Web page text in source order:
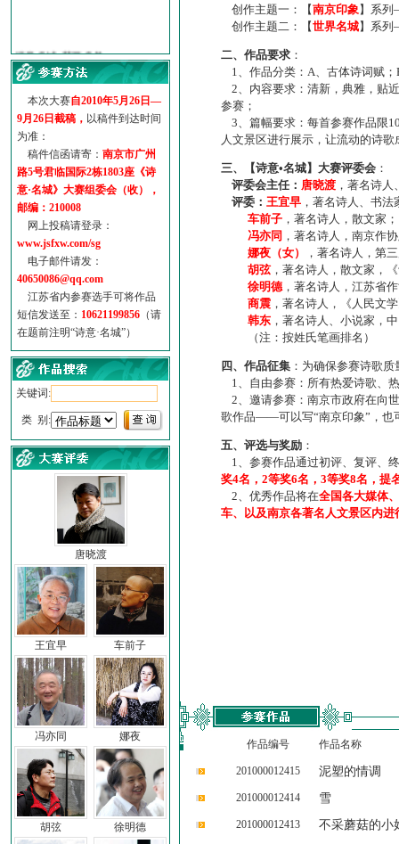
·【诗意·名城】地铁展示作...
诗意名城·地铁时间
参赛作品多达5000多首
“诗意·名城”晒诗会
特别通知--致广大诗词爱好...
本次大赛自2010年5月26日—
9月26日截稿， 以稿件到达时间
为准：
稿件信函请寄： 南京市广州
路5号君临国际2栋1803座《诗
意·名城》大赛组委会（收），
邮编：210008
网上投稿请登录：
www.jsfxw.com/sg
电子邮件请发：
40650086@qq.com
江苏省内参赛选手可将作品
短信发送至： 10621199856 （请
在题前注明“诗意·名城”）
关键词:
类 别:
唐晓渡
王宜早 车前子
冯亦同 娜夜
胡弦 徐明德
创作主题一：【南京印象】系
创作主题二：【世界名城】系
二、作品要求 ：
1、作品分类：A、古体诗词赋；
2、内容要求：清新，典雅，贴
参赛；
3、篇幅要求：每首参赛作品限
人文景区进行展示，让流动的诗
三、【诗意•名城】大赛评委会 ：
评委会主任： 唐晓渡 ，著名诗
评委： 王宜早 ，著名诗人、书
车前子 ，著名诗人，散文家；
冯亦同 ，著名诗人，南京作
娜夜（女）
，著名诗人，第
胡弦，著名诗人，散文家，
徐明德，著名诗人，江苏省
商震 ，著名诗人，《人民文
韩东 ，著名诗人、小说家，
（注：按姓氏笔画排名）
四、作品征集 ：为确保参赛诗歌
1、自由参赛：所有热爱诗歌、
2、邀请参赛：南京市政府在向
歌作品——可以写“南京印象”，也
五、评选与奖励 ：
1、参赛作品通过初评、复评、
奖4名，2等奖6名，3等奖8名，提
2、优秀作品将在全国各大媒体
车、以及南京各著名人文景区内进
作品编号 作品名称
201000012415 泥塑的情调
201000012414 雪
201000012413 不采蘑菇的小